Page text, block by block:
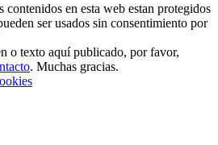
contenidos en esta web estan protegidos
ser usados sin consentimiento por
o texto aquí publicado, por favor,
. Muchas gracias.